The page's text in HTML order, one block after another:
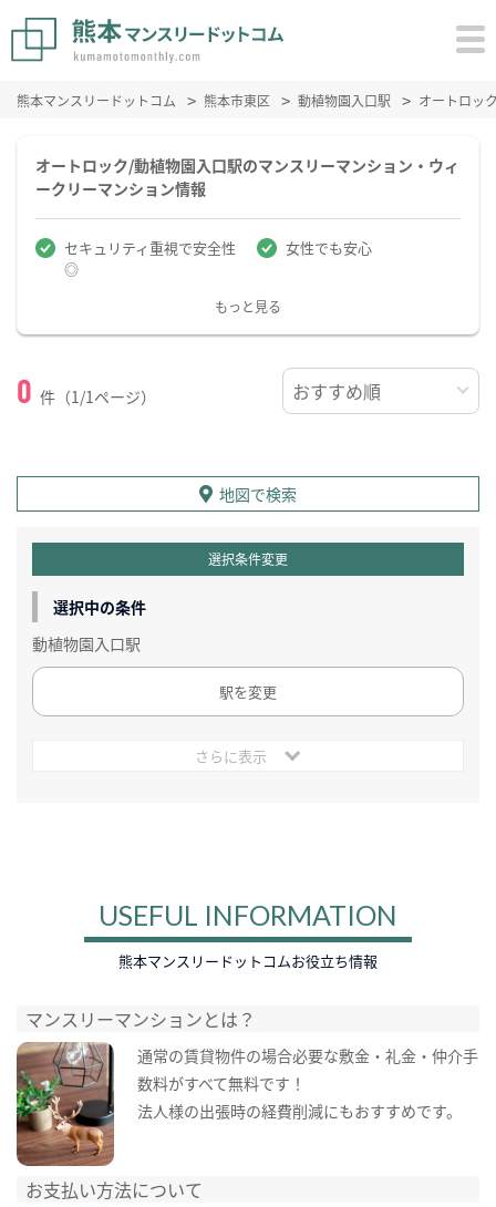
熊本マンスリードットコム 熊本市東区 動植物園入口駅 オートロッ
オートロック/動植物園入口駅のマンスリーマンション・ウィ
ークリーマンション情報
セキュリティ重視で安全性
◎
女性でも安心
もっと見る
0 件（1/1ページ）
地図で検索
選択条件変更
選択中の条件
動植物園入口駅
駅を変更
さらに表示
USEFUL INFORMATION
熊本マンスリードットコムお役立ち情報
マンスリーマンションとは？
通常の賃貸物件の場合必要な敷金・礼金・仲介手
数料がすべて無料です！
法人様の出張時の経費削減にもおすすめです。
お支払い方法について